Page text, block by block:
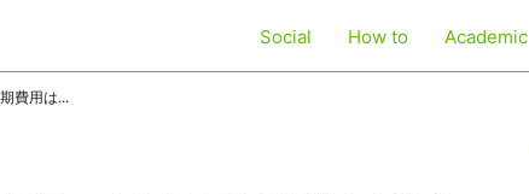
Social How to Academic
費用は...